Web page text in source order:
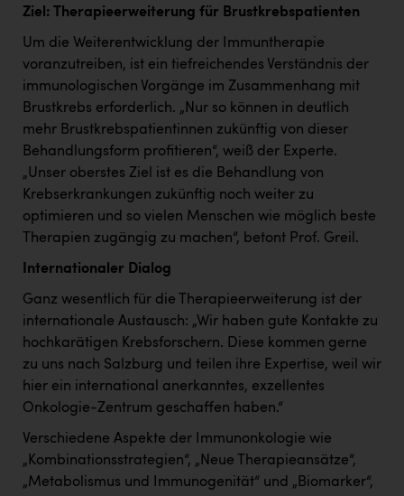
PÜSPÖK
RE/MAX Welcome
Resch&Frisch
RUBBLE MASTER
Ruderclub Wels
SCRI - Salzburg Cancer Research Institute
Seher + Partner
Smurfit Westrock Nettingsdorf
TCL
TRAILOMAT & Cycling Austria
VERITAS
Ziel: Therapieerweiterung für Brustkrebspatienten
Um die Weiterentwicklung der Immuntherapie
voranzutreiben, ist ein tiefreichendes Verständnis der
immunologischen Vorgänge im Zusammenhang mit
Brustkrebs erforderlich. „Nur so können in deutlich
mehr Brustkrebspatientinnen zukünftig von dieser
Behandlungsform profitieren“, weiß der Experte.
„Unser oberstes Ziel ist es die Behandlung von
Krebserkrankungen zukünftig noch weiter zu
optimieren und so vielen Menschen wie möglich beste
Therapien zugängig zu machen“, betont Prof. Greil.
Internationaler Dialog
Ganz wesentlich für die Therapieerweiterung ist der
internationale Austausch: „Wir haben gute Kontakte zu
hochkarätigen Krebsforschern. Diese kommen gerne
zu uns nach Salzburg und teilen ihre Expertise, weil wir
hier ein international anerkanntes, exzellentes
Onkologie-Zentrum geschaffen haben.“
Verschiedene Aspekte der Immunonkologie wie
„Kombinationsstrategien“, „Neue Therapieansätze“,
„Metabolismus und Immunogenität“ und „Biomarker“,